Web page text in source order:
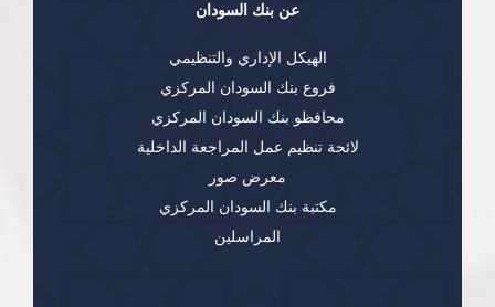
عن بنك السودان
الهيكل الإداري والتنظيمي
فروع بنك السودان المركزي
محافظو بنك السودان المركزي
لائحة تنظيم عمل المراجعة الداخلية
معرض صور
مكتبة بنك السودان المركزي
المراسلين